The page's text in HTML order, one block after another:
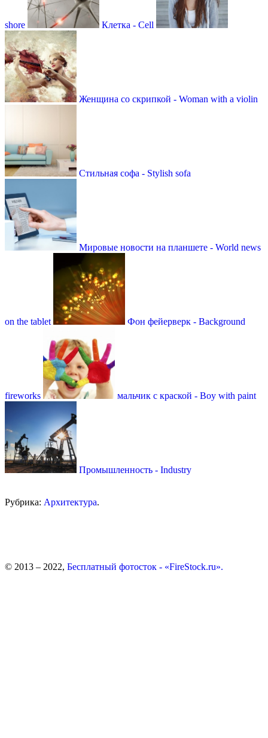
shore Клетка - Сell
Женщина со скрипкой - Woman with a violin
Стильная софа - Stylish sofa
Мировые новости на планшете - World news
on the tablet Фон фейерверк - Background
fireworks мальчик с краской - Boy with paint
Промышленность - Industry
Рубрика: Архитектура.
© 2013 – 2022, Бесплатный фотосток - «FireStock.ru».